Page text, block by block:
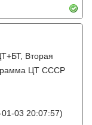
Вторая
ЦТ ССCР
01-03 20:07:57)